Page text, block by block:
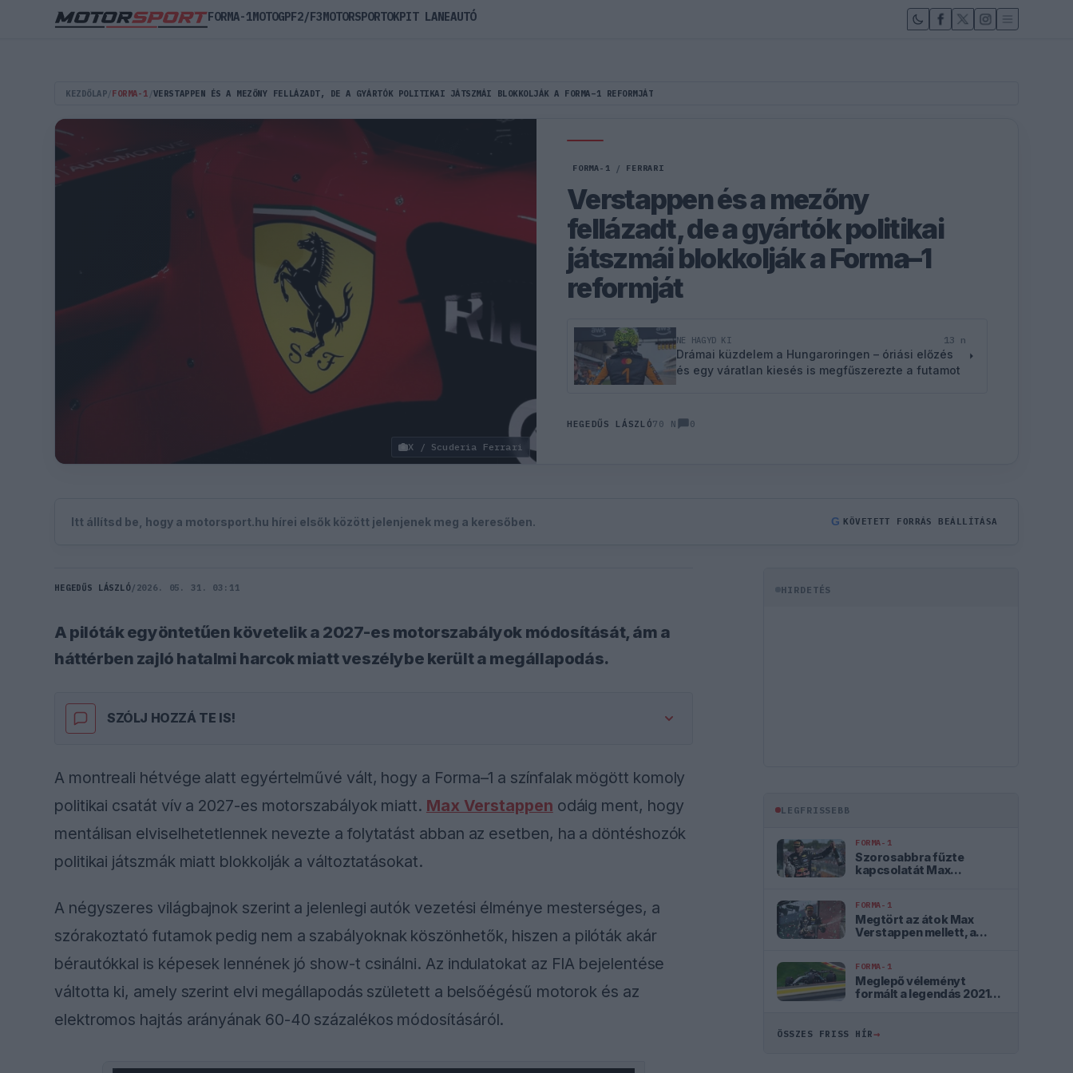
KEZDŐLAP FORMA-1 VERSTAPPEN ÉS A MEZŐNY FELLÁZADT, DE A GYÁRTÓK POLITIKAI JÁTSZMÁI BLOKKOLJÁK A FORMA–1 REFORMJÁT
X / Scuderia Ferrari
FORMA-1 / FERRARI
Verstappen és a mezőny
fellázadt, de a gyártók politikai
játszmái blokkolják a Forma–1
reformját
NE HAGYD KI 13 n
Drámai küzdelem a Hungaroringen – óriási előzés
és egy váratlan kiesés is megfűszerezte a futamot
HEGEDŰS LÁSZLÓ70 N 0
Itt állítsd be, hogy a motorsport.hu hírei elsők között jelenjenek meg a keresőben. G KÖVETETT FORRÁS BEÁLLÍTÁSA
HEGEDŰS LÁSZLÓ/ 2026. 05. 31. 03:11
A pilóták egyöntetűen követelik a 2027-es motorszabályok módosítását, ám a
háttérben zajló hatalmi harcok miatt veszélybe került a megállapodás.
SZÓLJ HOZZÁ TE IS!
A montreali hétvége alatt egyértelművé vált, hogy a Forma–1 a színfalak mögött komoly
politikai csatát vív a 2027-es motorszabályok miatt. Max Verstappen odáig ment, hogy
mentálisan elviselhetetlennek nevezte a folytatást abban az esetben, ha a döntéshozók
politikai játszmák miatt blokkolják a változtatásokat.
A négyszeres világbajnok szerint a jelenlegi autók vezetési élménye mesterséges, a
szórakoztató futamok pedig nem a szabályoknak köszönhetők, hiszen a pilóták akár
bérautókkal is képesek lennének jó show-t csinálni. Az indulatokat az FIA bejelentése
váltotta ki, amely szerint elvi megállapodás született a belsőégésű motorok és az
elektromos hajtás arányának 60-40 százalékos módosításáról.
HIRDETÉS
LEGFRISSEBB
FORMA-1
Szorosabbra fűzte
kapcsolatát Max
FORMA-1
Megtört az átok Max
Verstappen mellett, a
FORMA-1
Meglepő véleményt
formált a legendás 2021-
ÖSSZES FRISS HÍR→
FORMA-1MOTOGPF2/F3MOTORSPORTOKPIT LANEAUTÓ